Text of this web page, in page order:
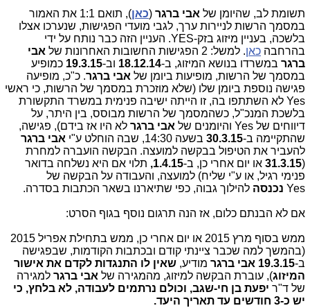
תשומת לב, שהיומן של אבי ברגר (כאן
), תואם 1:1 את האמור
במסמך הרשות לניירות ערך, לגבי מועדי הפגישות, שנערכו אצלו
בלשכה, בעניין מיזוג בזק-YES. העניין הזה כבר נותח על ידי
בהרחבה כאן. למשל: 2 הפגישות החשובות האחרונות של
אבי
ברגר במשרדו בנושא המיזוג, ב-18.12.14 וב-19.3.15 כמופיע
במסמך של הרשות, מופיעות ביומן של אבי ברגר. כ"כ, מופיעה
פגישה נוספת ביומן שלו (שלא מוזכרת במסמך של הרשות, כי ראשי
Yes לא השתתפו בה, זו הייתה ישיבה פנימית במשרד התקשורת
בלשכת המנכ"ל, כשהמסמך של הרשות מבוסס, בין היתר, על
דיווחים של Yes והיומנים של
אבי ברגר לא היו אז בידם), פגישה,
שהתקיימה ב-30.3.15 בשעה 14:30, שבה הוחלט ע"י
אבי ברגר
להעביר את הטיפול בבקשה למועצה. הבקשה הועברה למחרת
(
31.3.15 או יום אחרי כן, ב-1.4.15, תלוי אם היא נשלחה בדואר
פנימי רגיל, או ע"י שליח) למועצה, והעבודה על הבקשה של
Yes נכנסה להילוך גבוה, כפי שתיארנו בשאר הכתבות בסדרה.
אם לא הבנתם כלום, אז הנה תרגום נוסף בגוף הסרט:
ממש בסוף מרץ 2015 או יום אחרי כן, ממש בתחילת אפריל 2015
(בהמשך למה שכבר ציינתי קודם ובכתבות הקודמות, שבפגישה
ב-19.3.15 אבי ברגר מודיע, שאין לו התנגדות לקדם את אישור
המיזוג), עוברת הבקשה למיזוג, מהמגירה של אבי ברגר למגירה
של ד"ר יפעת בן חי-שגב, וכולם נרתמים לעבודה, לא בלחץ, כי
יש כ-3 חודשים עד תאריך היעד.